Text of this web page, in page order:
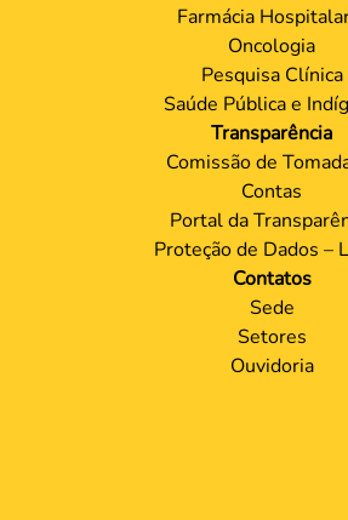
Farmácia
Oncologia
Pesquisa Clínica
Saúde Pública e
Transparência
Comissão de
Contas
Portal da
Proteção de Dados –
Contatos
Sede
Setores
Ouvidoria